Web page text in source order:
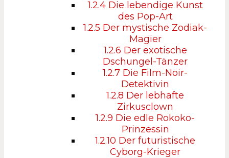
1.2.4Die lebendige Kunst
des Pop-Art
1.2.5 Der mystische Zodiak-
Magier
1.2.6 Der exotische
Dschungel-Tänzer
1.2.7 Die Film-Noir-
Detektivin
1.2.8 Der lebhafte
Zirkusclown
1.2.9 Die edle Rokoko-
Prinzessin
1.2.10 Der futuristische
Cyborg-Krieger